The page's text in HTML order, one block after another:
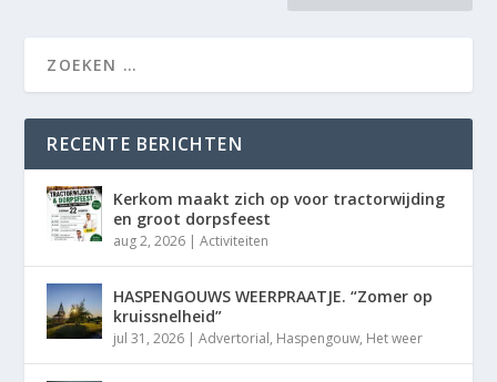
RECENTE BERICHTEN
Kerkom maakt zich op voor tractorwijding
en groot dorpsfeest
aug 2, 2026 |Activiteiten
HASPENGOUWS WEERPRAATJE. “Zomer op
kruissnelheid”
jul 31, 2026 |Advertorial, Haspengouw, Het weer